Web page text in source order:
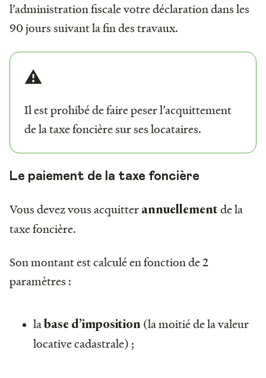
l’administration fiscale votre déclaration dans les
90 jours suivant la fin des travaux.
⚠️
Il est prohibé de faire peser l’acquittement
de la taxe foncière sur ses locataires.
Le paiement de la taxe foncière
Vous devez vous acquitter annuellement de la
taxe foncière.
Son montant est calculé en fonction de 2
paramètres :
labase d’imposition (la moitié de la valeur
locative cadastrale) ;